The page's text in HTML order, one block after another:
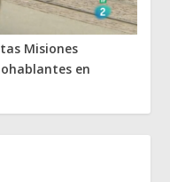
Misiones
en